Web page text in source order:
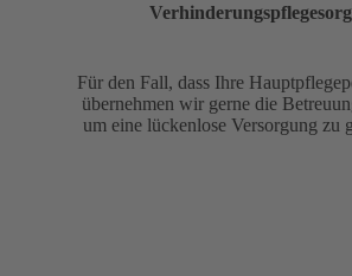
Für den Fall, dass Ihre
übernehmen wir gerne die
um eine lückenlose Versorgung zu